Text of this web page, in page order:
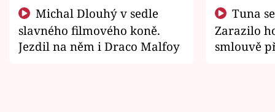
slavného filmového koně.
Jezdil na něm i Draco Malfoy
Zarazilo
smlouvě